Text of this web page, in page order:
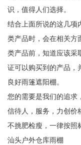
识，值得人们选择。
结合上面所说的这几项
类产品时，会在相关方
类产品前，知道应该采
证可以购买到的产品，
良好雨篷遮阳棚。
您的需要是我们的追求
信待人，服务，力创价
不挑肥检瘦，一律按照
汕头户外仓库雨棚